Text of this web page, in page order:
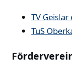
TV Geislar
TuS